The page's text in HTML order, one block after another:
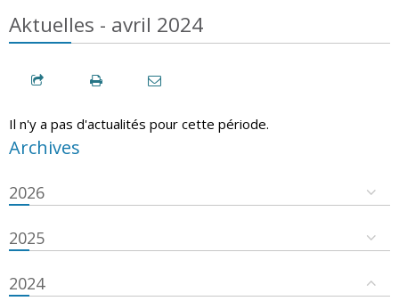
Aktuelles - avril 2024
Il n'y a pas d'actualités pour cette période.
Archives
2026
2025
2024